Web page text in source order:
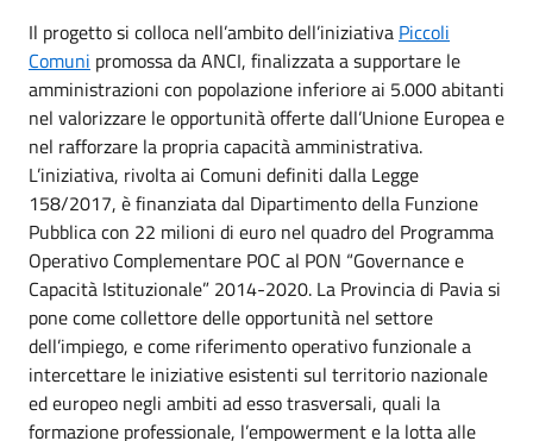
Il progetto si colloca nell’ambito dell’iniziativa Piccoli
Comuni promossa da ANCI, finalizzata a supportare le
amministrazioni con popolazione inferiore ai 5.000 abitanti
nel valorizzare le opportunità offerte dall’Unione Europea e
nel rafforzare la propria capacità amministrativa.
L’iniziativa, rivolta ai Comuni definiti dalla Legge
158/2017, è finanziata dal Dipartimento della Funzione
Pubblica con 22 milioni di euro nel quadro del Programma
Operativo Complementare POC al PON “Governance e
Capacità Istituzionale” 2014-2020. La Provincia di Pavia si
pone come collettore delle opportunità nel settore
dell’impiego, e come riferimento operativo funzionale a
intercettare le iniziative esistenti sul territorio nazionale
ed europeo negli ambiti ad esso trasversali, quali la
formazione professionale, l’empowerment e la lotta alle